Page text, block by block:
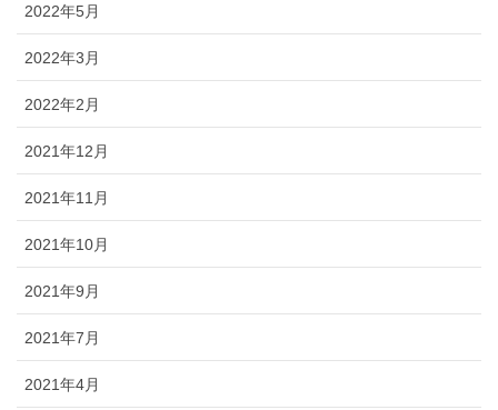
2022年5月
2022年3月
2022年2月
2021年12月
2021年11月
2021年10月
2021年9月
2021年7月
2021年4月